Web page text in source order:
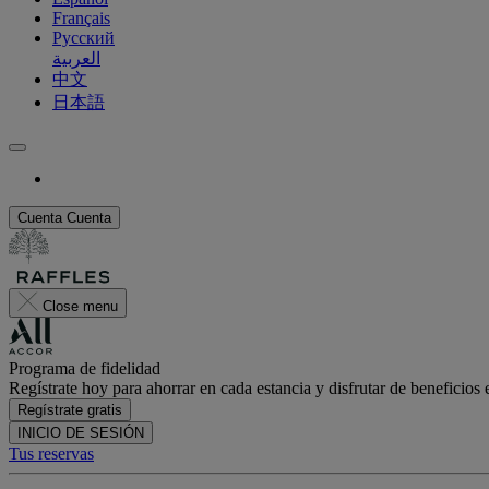
Français
Русский
العربية
中文
日本語
Cuenta Cuenta
Close menu
Programa de fidelidad
Regístrate hoy para ahorrar en cada estancia y disfrutar de beneficios
Regístrate gratis
INICIO DE SESIÓN
Tus reservas